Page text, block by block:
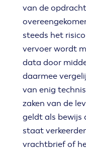
van de
steeds het
vervoer wordt
data door
daarmee
van enig
zaken van de
geldt als bewijs
staat
vrachtbrief of